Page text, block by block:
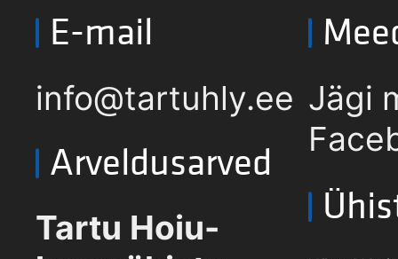
E-mail
info@tartuhly.ee
Arveldusarved
Tartu Hoiu-
Jägi